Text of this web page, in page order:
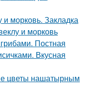
и морковь. Закладка
и морковь
Постная
Вкусная
цветы нашатырным